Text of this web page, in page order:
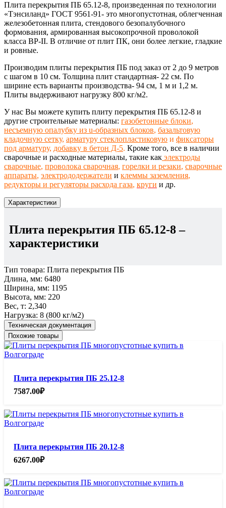
Плита перекрытия ПБ 65.12-8, произведенная по технологии
«Тэнсиланд» ГОСТ 9561-91- это многопустотная, облегченная
железобетонная плита, стендового безопалубочного
формования, армированная высокопрочной проволокой
класса ВР-II. В отличие от плит ПК, они более легкие, гладкие
и ровные.
Производим плиты перекрытия ПБ под заказ от 2 до 9 метров
с шагом в 10 см. Толщина плит стандартная- 22 см. По
ширине есть варианты производства- 94 см, 1 м и 1,2 м.
Плиты выдерживают нагрузку 800 кг/м2.
У нас Вы можете купить плиту перекрытия ПБ 65.12-8 и
другие строительные материалы: газобетонные блоки,
несъемную опалубку из u-образных блоков, базальтовую
кладочную сетку, арматуру стеклопластиковую и фиксаторы
под арматуру, добавку в бетон Д-5. Кроме того, все в наличии
сварочные и расходные материалы, такие как электроды
сварочные, проволока сварочная, горелки и резаки, сварочные
аппараты, электрододержатели и клеммы заземления,
редукторы и регуляторы расхода газа, круги и др.
Характеристики
Плита перекрытия ПБ 65.12-8–
характеристики
Тип товара: Плита перекрытия ПБ
Длина, мм: 6480
Ширина, мм: 1195
Высота, мм: 220
Вес, т: 2,340
Нагрузка: 8 (800 кг/м2)
Техническая документация
Похожие товары
Плита перекрытия ПБ 25.12-8
7587.00₽
Плита перекрытия ПБ 20.12-8
6267.00₽